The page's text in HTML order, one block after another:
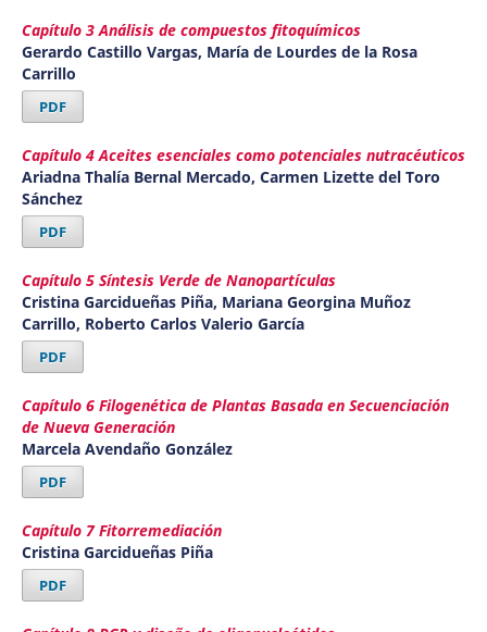
Capítulo 3 Análisis de compuestos fitoquímicos
Gerardo Castillo Vargas, María de Lourdes de la Rosa
Carrillo
PDF
Capítulo 4 Aceites esenciales como potenciales nutracéuticos
Ariadna Thalía Bernal Mercado, Carmen Lizette del Toro
Sánchez
PDF
Capítulo 5 Síntesis Verde de Nanopartículas
Cristina Garcidueñas Piña, Mariana Georgina Muñoz
Carrillo, Roberto Carlos Valerio García
PDF
Capítulo 6 Filogenética de Plantas Basada en Secuenciación
de Nueva Generación
Marcela Avendaño González
PDF
Capítulo 7 Fitorremediación
Cristina Garcidueñas Piña
PDF